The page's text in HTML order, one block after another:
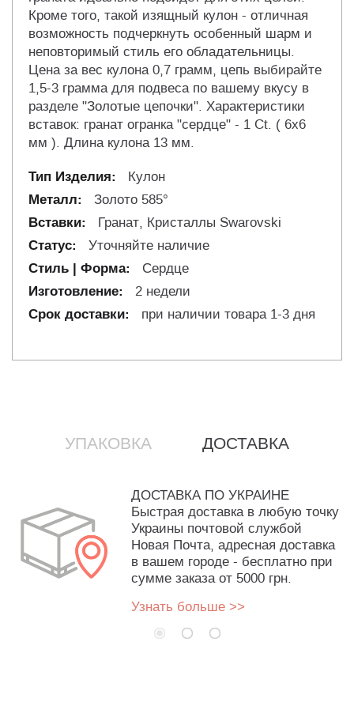
Кроме того, такой изящный кулон - отличная
возможность подчеркнуть особенный шарм и
неповторимый стиль его обладательницы.
Цена за вес кулона 0,7 грамм, цепь выбирайте
1,5-3 грамма для подвеса по вашему вкусу в
разделе "Золотые цепочки". Характеристики
вставок: гранат огранка "сердце" - 1 Ct. ( 6х6
мм ). Длина кулона 13 мм.
Кулон
Золото 585°
Гранат, Кристаллы Swarovski
Уточняйте наличие
Сердце
2 недели
при наличии товара 1-3 дня
УПАКОВКА ДОСТАВКА
ДОСТАВКА ПО УКРАИНЕ
Быстрая доставка в любую точку
Украины почтовой службой
Новая Почта, адресная доставка
в вашем городе - бесплатно при
сумме заказа от 5000 грн.
Узнать больше >>